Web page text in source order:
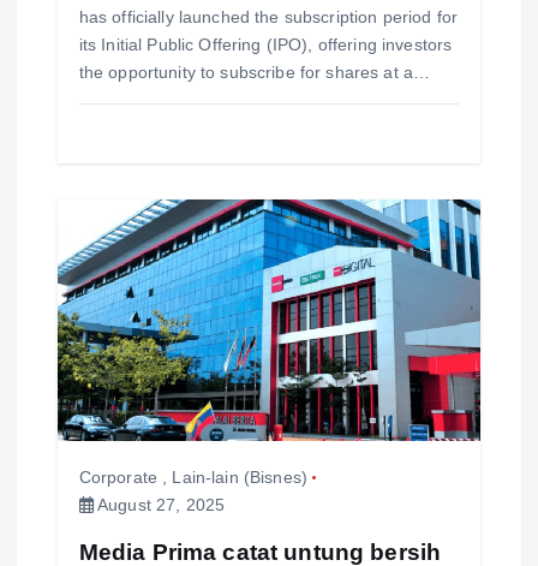
has officially launched the subscription period for
its Initial Public Offering (IPO), offering investors
the opportunity to subscribe for shares at a…
Corporate , Lain-lain (Bisnes)
August 27, 2025
Media Prima catat untung bersih